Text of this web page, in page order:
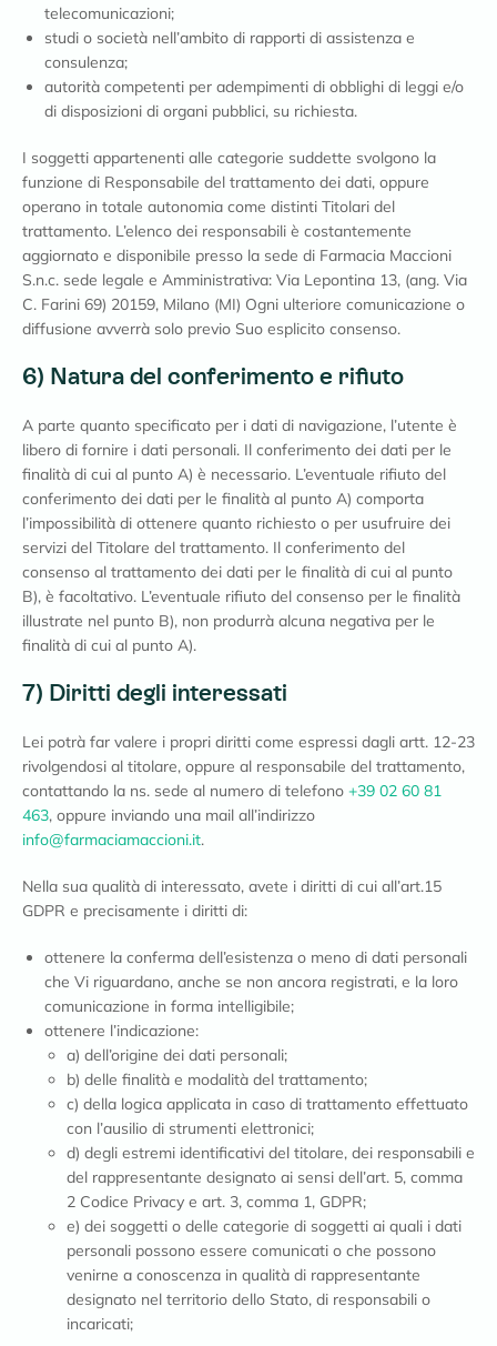
telecomunicazioni;
studi o società nell’ambito di rapporti di assistenza e
consulenza;
autorità competenti per adempimenti di obblighi di leggi e/o
di disposizioni di organi pubblici, su richiesta.
I soggetti appartenenti alle categorie suddette svolgono la
funzione di Responsabile del trattamento dei dati, oppure
operano in totale autonomia come distinti Titolari del
trattamento. L’elenco dei responsabili è costantemente
aggiornato e disponibile presso la sede di Farmacia Maccioni
S.n.c. sede legale e Amministrativa: Via Lepontina 13, (ang. Via
C. Farini 69) 20159, Milano (MI) Ogni ulteriore comunicazione o
diffusione avverrà solo previo Suo esplicito consenso.
6) Natura del conferimento e rifiuto
A parte quanto specificato per i dati di navigazione, l’utente è
libero di fornire i dati personali. Il conferimento dei dati per le
finalità di cui al punto A) è necessario. L’eventuale rifiuto del
conferimento dei dati per le finalità al punto A) comporta
l’impossibilità di ottenere quanto richiesto o per usufruire dei
servizi del Titolare del trattamento. Il conferimento del
consenso al trattamento dei dati per le finalità di cui al punto
B), è facoltativo. L’eventuale rifiuto del consenso per le finalità
illustrate nel punto B), non produrrà alcuna negativa per le
finalità di cui al punto A).
7) Diritti degli interessati
Lei potrà far valere i propri diritti come espressi dagli artt. 12-23
rivolgendosi al titolare, oppure al responsabile del trattamento,
contattando la ns. sede al numero di telefono +39 02 60 81
463, oppure inviando una mail all’indirizzo
info@farmaciamaccioni.it.
Nella sua qualità di interessato, avete i diritti di cui all’art.15
GDPR e precisamente i diritti di:
ottenere la conferma dell’esistenza o meno di dati personali
che Vi riguardano, anche se non ancora registrati, e la loro
comunicazione in forma intelligibile;
ottenere l’indicazione:
a) dell’origine dei dati personali;
b) delle finalità e modalità del trattamento;
c) della logica applicata in caso di trattamento effettuato
con l’ausilio di strumenti elettronici;
d) degli estremi identificativi del titolare, dei responsabili e
del rappresentante designato ai sensi dell’art. 5, comma
2 Codice Privacy e art. 3, comma 1, GDPR;
e) dei soggetti o delle categorie di soggetti ai quali i dati
personali possono essere comunicati o che possono
venirne a conoscenza in qualità di rappresentante
designato nel territorio dello Stato, di responsabili o
incaricati;